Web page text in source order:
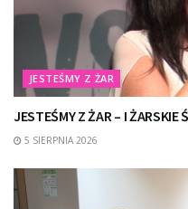
JESTEŚMY Z ŻAR
JESTEŚMY Z ŻAR – I ŻARSKIE
5 SIERPNIA 2026